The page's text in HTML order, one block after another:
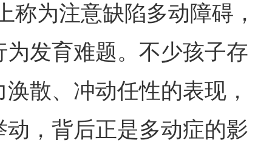
称为注意缺陷多动障碍，
发育难题。不少孩子存
散、冲动任性的表现，
，背后正是多动症的影